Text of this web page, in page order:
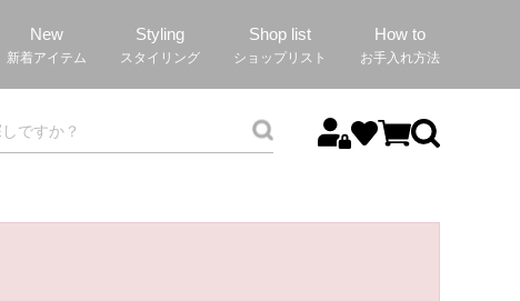
New
新着アイテム
Styling
スタイリング
Shop list
ショップリスト
How to
お手入れ方法